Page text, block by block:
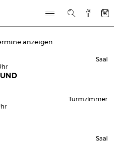
anzeigen
Saal
Turmzimmer
Saal